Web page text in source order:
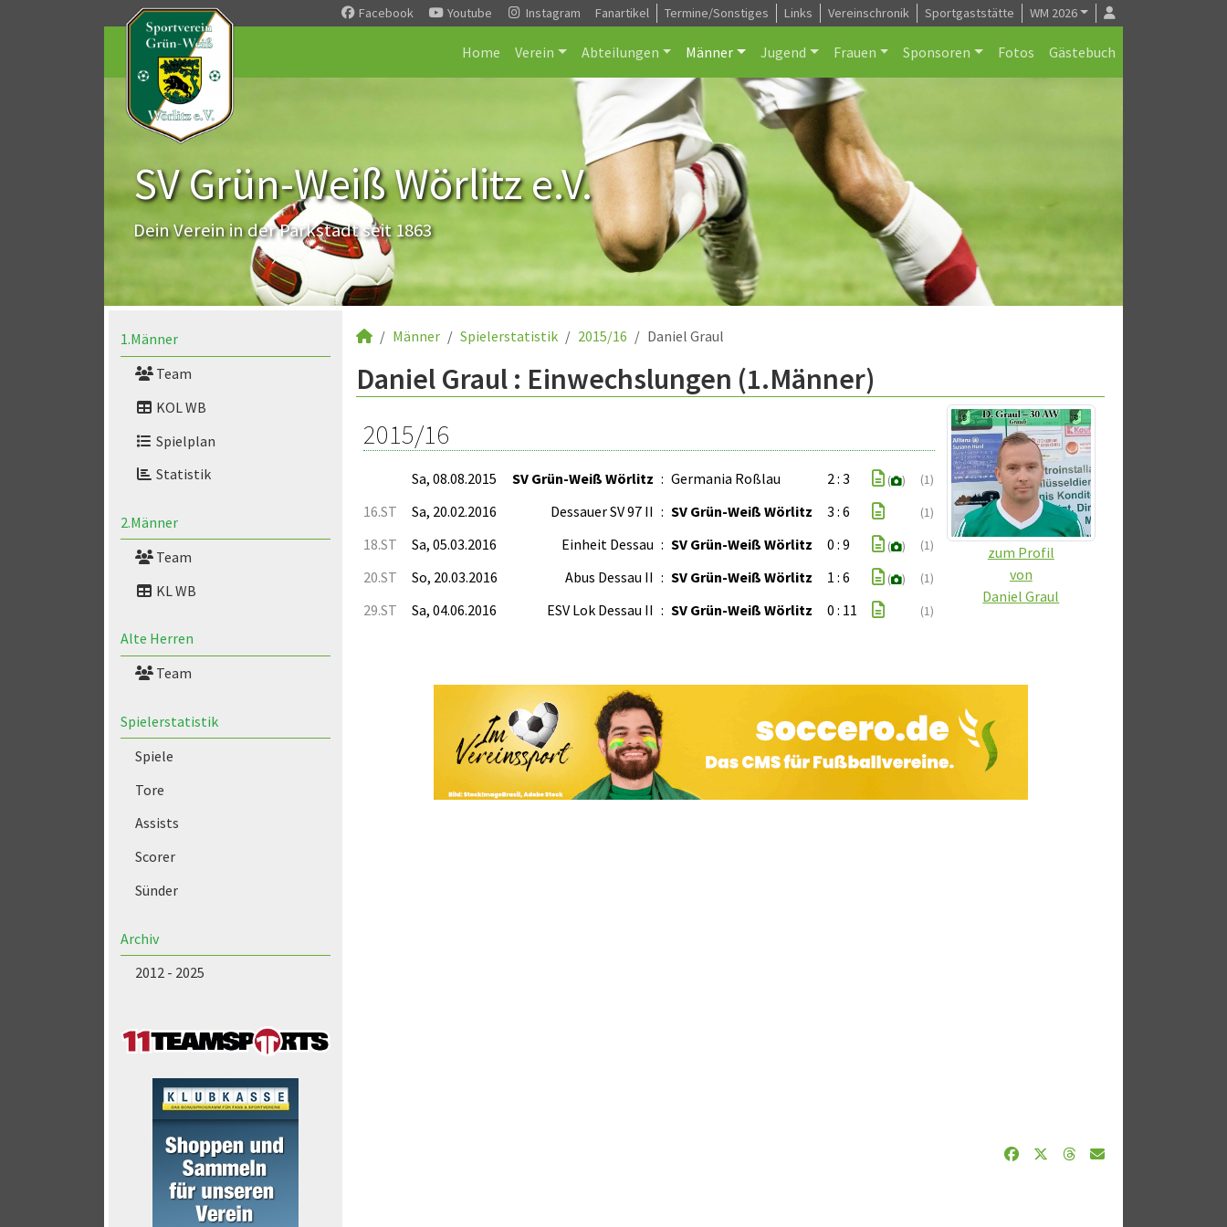
Facebook Youtube Instagram Fanartikel Termine/Sonstiges Links Vereinschronik Sportgaststätte WM 2026
Home Verein Abteilungen Männer Jugend Frauen Sponsoren Fotos Gästebuch
SV Grün-Weiß Wörlitz e.V.
Dein Verein in der Parkstadt seit 1863
1.Männer
Team
KOL WB
Spielplan
Statistik
2.Männer
Team
KL WB
Alte Herren
Team
Spielerstatistik
Spiele
Tore
Assists
Scorer
Sünder
Archiv
2012 - 2025
Männer Spielerstatistik 2015/16 Daniel Graul
Daniel Graul : Einwechslungen (1.Männer)
zum Profil
von
Daniel Graul
2015/16
Sa, 08.08.2015 SV Grün-Weiß Wörlitz : Germania Roßlau 2 : 3 ( ) (1)
16.ST Sa, 20.02.2016 Dessauer SV 97 II : SV Grün-Weiß Wörlitz 3 : 6 (1)
18.ST Sa, 05.03.2016 Einheit Dessau : SV Grün-Weiß Wörlitz 0 : 9 ( ) (1)
20.ST So, 20.03.2016 Abus Dessau II : SV Grün-Weiß Wörlitz 1 : 6 ( ) (1)
29.ST Sa, 04.06.2016 ESV Lok Dessau II : SV Grün-Weiß Wörlitz 0 : 11 (1)